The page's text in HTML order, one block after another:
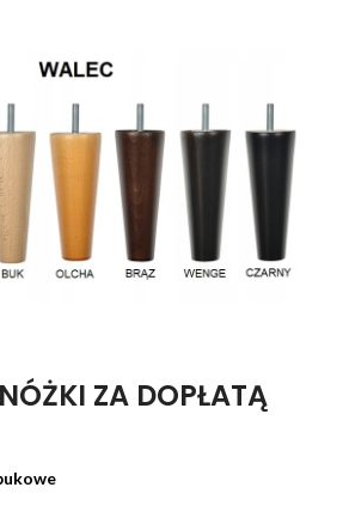
ZA DOPŁATĄ